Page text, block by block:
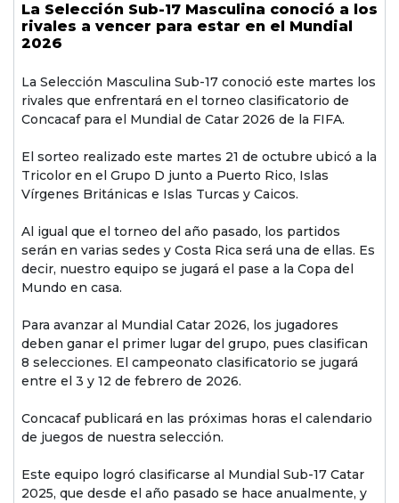
La Selección Sub-17 Masculina conoció a los
rivales a vencer para estar en el Mundial
2026
La Selección Masculina Sub-17 conoció este martes los
rivales que enfrentará en el torneo clasificatorio de
Concacaf para el Mundial de Catar 2026 de la FIFA.
El sorteo realizado este martes 21 de octubre ubicó a la
Tricolor en el Grupo D junto a Puerto Rico, Islas
Vírgenes Británicas e Islas Turcas y Caicos.
Al igual que el torneo del año pasado, los partidos
serán en varias sedes y Costa Rica será una de ellas. Es
decir, nuestro equipo se jugará el pase a la Copa del
Mundo en casa.
Para avanzar al Mundial Catar 2026, los jugadores
deben ganar el primer lugar del grupo, pues clasifican
8 selecciones. El campeonato clasificatorio se jugará
entre el 3 y 12 de febrero de 2026.
Concacaf publicará en las próximas horas el calendario
de juegos de nuestra selección.
Este equipo logró clasificarse al Mundial Sub-17 Catar
2025, que desde el año pasado se hace anualmente, y